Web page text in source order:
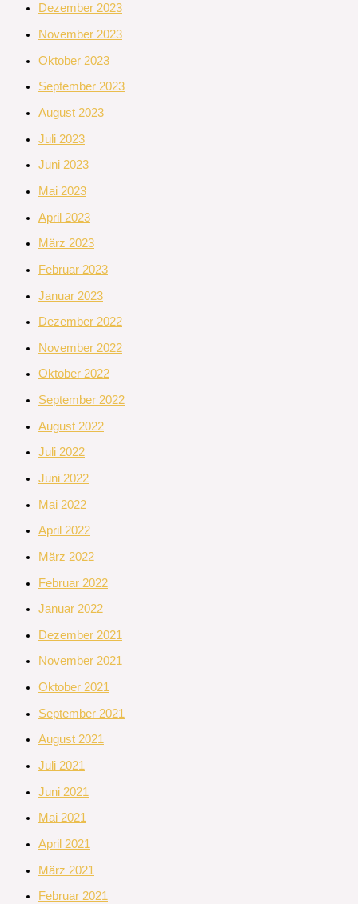
Dezember 2023
November 2023
Oktober 2023
September 2023
August 2023
Juli 2023
Juni 2023
Mai 2023
April 2023
März 2023
Februar 2023
Januar 2023
Dezember 2022
November 2022
Oktober 2022
September 2022
August 2022
Juli 2022
Juni 2022
Mai 2022
April 2022
März 2022
Februar 2022
Januar 2022
Dezember 2021
November 2021
Oktober 2021
September 2021
August 2021
Juli 2021
Juni 2021
Mai 2021
April 2021
März 2021
Februar 2021